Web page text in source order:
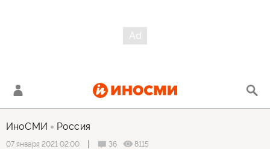
ИноСМИ Россия
07 января 2021 02:00 36 8115